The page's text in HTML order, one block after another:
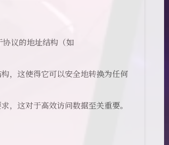
议的地址结构（如
，这使得它可以安全地转换为任何
，这对于高效访问数据至关重要。